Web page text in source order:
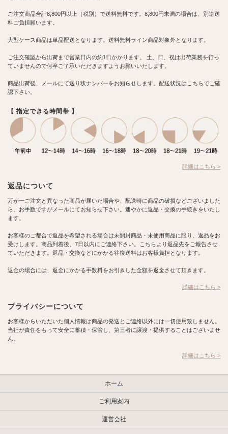
ご注文商品合計8,800円以上（税別）で送料無料です。8,800円未満の場合は、別途送
料ご負担願います。
大型ケース商品は単品配送となります。送料無料ライン商品対象外となります。
ご注文確認から出荷まで営業日内の約1日かかります。 土、日、祝は出荷業務を行っ
ていませんので何卒ご了承いただきますようお願いいたします。
商品出荷後、メールにて送り状ナンバーをお知らせします。配送状況はこちらでご確
認下さい。
【 指定できる時間帯 】
詳細はこちら >
返品について
万が一ご注文と異なった商品が届いた場合や、配送時に商品の破損などございました
ら、お手数ですがメールにてお知らせ下さい。速やかに返品・交換の手続きをいたし
ます。
お客様のご都合で返品を希望される場合は未開封商品・未使用商品に限り、返品をお
受けします。商品到着後、7日以内にご連絡下さい。こちらより返品先をご報告させ
ていただきます。返品・交換などにかかる往復送料はお客様負担となります。
返金の場合には、返金にかかる手数料をお引きした金額を返金させて頂きます。
詳細はこちら >
プライバシーについて
お客様からいただいた個人情報は商品の発送とご連絡以外には一切使用致しません。
当社が責任をもって安全に蓄積・保管し、第三者に譲渡・提供することはございませ
ん。
詳細はこちら >
ホーム
ご利用案内
運営会社